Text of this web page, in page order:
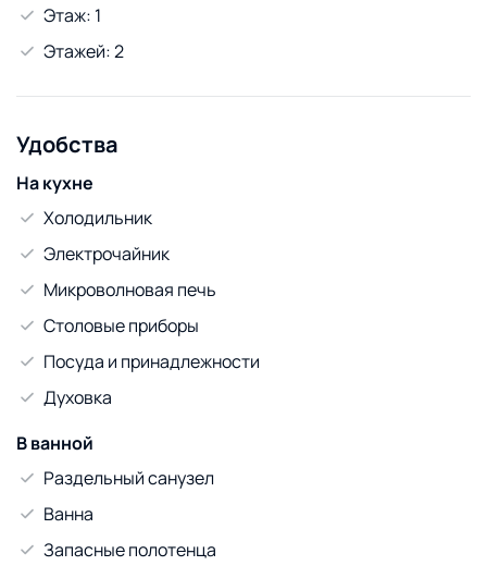
внимание к деталям гарантированы. Свяжитесь прямо
сейчас через мессенджеры или по телефону, чтобы
забронировать комфортное проживание!
Этаж: 1
Этажей: 2
Удобства
На кухне
Холодильник
Электрочайник
Микроволновая печь
Столовые приборы
Посуда и принадлежности
Духовка
В ванной
Раздельный санузел
Ванна
Запасные полотенца